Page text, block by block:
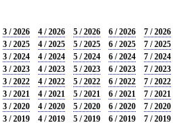
3 / 2026 4 / 2026 5 / 2026 6 / 2026 7 / 2026
3 / 2025 4 / 2025 5 / 2025 6 / 2025 7 / 2025
3 / 2024 4 / 2024 5 / 2024 6 / 2024 7 / 2024
3 / 2023 4 / 2023 5 / 2023 6 / 2023 7 / 2023
3 / 2022 4 / 2022 5 / 2022 6 / 2022 7 / 2022
3 / 2021 4 / 2021 5 / 2021 6 / 2021 7 / 2021
3 / 2020 4 / 2020 5 / 2020 6 / 2020 7 / 2020
3 / 2019 4 / 2019 5 / 2019 6 / 2019 7 / 2019